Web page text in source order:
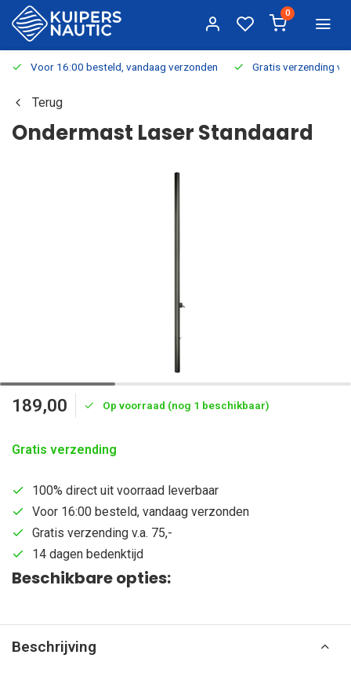
0
Voor 16:00 besteld, vandaag verzonden Gratis verzending
Terug
Ondermast Laser Standaard
189,00 Op voorraad (nog 1 beschikbaar)
Gratis verzending
100% direct uit voorraad leverbaar
Voor 16:00 besteld, vandaag verzonden
Gratis verzending v.a. 75,-
14 dagen bedenktijd
Beschikbare opties:
Beschrijving